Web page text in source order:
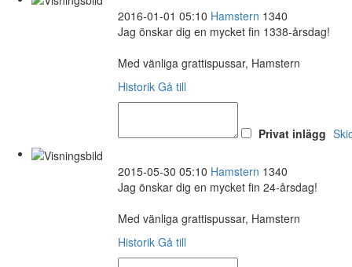
2016-01-01 05:10 Hamstern 1340
Jag önskar dig en mycket fin 1338-årsdag!
Med vänliga grattispussar, Hamstern
Historik Gå till
Privat inlägg
2015-05-30 05:10 Hamstern 1340
Jag önskar dig en mycket fin 24-årsdag!
Med vänliga grattispussar, Hamstern
Historik Gå till